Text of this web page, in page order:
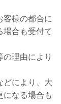
様の都合に
場合も受付て
理由により
どにより、大
になる場合も